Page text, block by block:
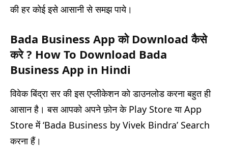
की हर कोई इसे आसानी से समझ पाये।
Bada Business Appको Downloadकैसे
करे? How To Download Bada
Business App in Hindi
विवेक बिंद्रा सर की इस एप्लीकेशन को डाउनलोड करना बहुत ही
आसान है। बस आपको अपने फ़ोन के Play Store या App
Store में ‘Bada Business by Vivek Bindra’ Search
करना हैं।